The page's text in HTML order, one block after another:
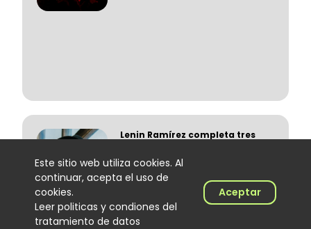
Lenin Ramírez completa tres
100 Colombia Hits con “Todo
Lo Fue”
Noticias
Este sitio web utiliza cookies. Al
continuar, acepta el uso de
cookies.
Leer politicas y condiones del
tratamiento de datos
Aceptar